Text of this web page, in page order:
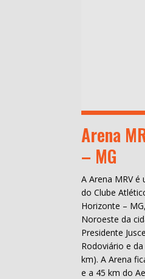
Arena
– MG
A Arena MRV
do Clube
Horizonte –
Noroeste da
Presidente
Rodoviário e
km). A Arena
e a 45 km do